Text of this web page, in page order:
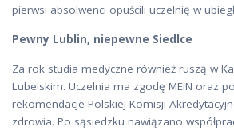
pierwsi absolwenci opuścili uczelnię w
Pewny Lublin, niepewne Siedlce
Za rok studia medyczne również ruszą w
Lubelskim. Uczelnia ma zgodę MEiN oraz
rekomendacje Polskiej Komisji
zdrowia. Po sąsiedzku nawiązano